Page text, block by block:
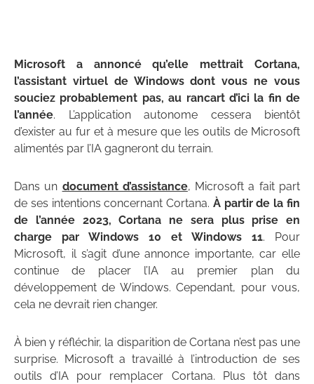
Microsoft a annoncé qu’elle mettrait Cortana,
l’assistant virtuel de Windows dont vous ne vous
souciez probablement pas, au rancart d’ici la fin de
l’année. L’application autonome cessera bientôt
d’exister au fur et à mesure que les outils de Microsoft
alimentés par l’IA gagneront du terrain.
Dans un document d’assistance, Microsoft a fait part
de ses intentions concernant Cortana. À partir de la fin
de l’année 2023, Cortana ne sera plus prise en
charge par Windows 10 et Windows 11. Pour
Microsoft, il s’agit d’une annonce importante, car elle
continue de placer l’IA au premier plan du
développement de Windows. Cependant, pour vous,
cela ne devrait rien changer.
À bien y réfléchir, la disparition de Cortana n’est pas une
surprise. Microsoft a travaillé à l’introduction de ses
outils d’IA pour remplacer Cortana. Plus tôt dans